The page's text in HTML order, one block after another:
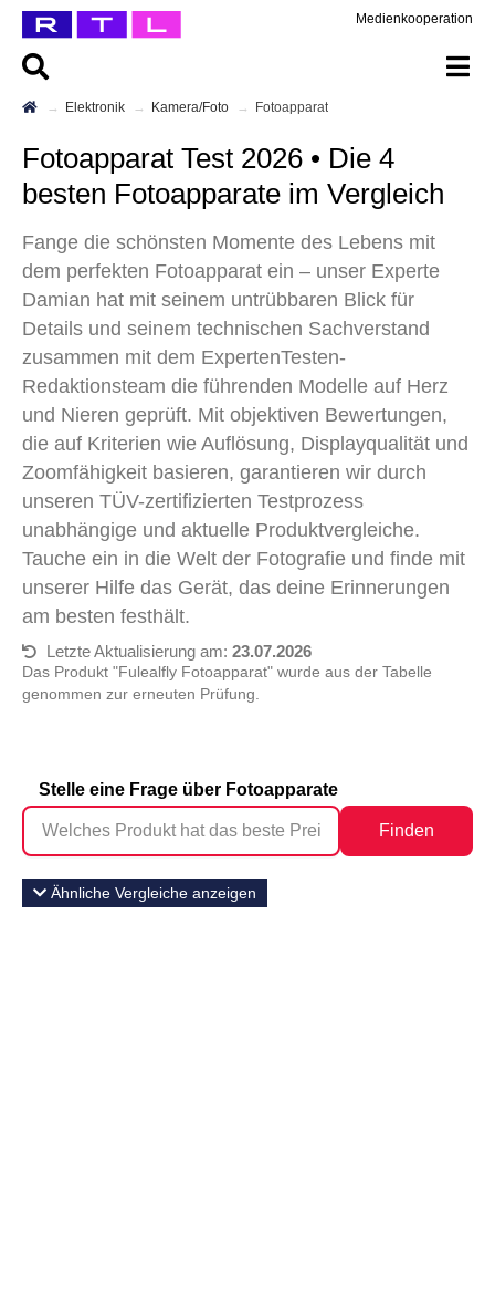
Medienkooperation
Elektronik Kamera/Foto Fotoapparat
Fotoapparat Test 2026 • Die 4
besten Fotoapparate im Vergleich
Fange die schönsten Momente des Lebens mit
dem perfekten Fotoapparat ein – unser Experte
Damian hat mit seinem untrübbaren Blick für
Details und seinem technischen Sachverstand
zusammen mit dem ExpertenTesten-
Redaktionsteam die führenden Modelle auf Herz
und Nieren geprüft. Mit objektiven Bewertungen,
die auf Kriterien wie Auflösung, Displayqualität und
Zoomfähigkeit basieren, garantieren wir durch
unseren TÜV-zertifizierten Testprozess
unabhängige und aktuelle Produktvergleiche.
Tauche ein in die Welt der Fotografie und finde mit
unserer Hilfe das Gerät, das deine Erinnerungen
am besten festhält.
Letzte Aktualisierung am: 23.07.2026
Das Produkt "Fulealfly Fotoapparat" wurde aus der Tabelle
genommen zur erneuten Prüfung.
Stelle eine Frage über Fotoapparate
Finden
Ähnliche Vergleiche anzeigen